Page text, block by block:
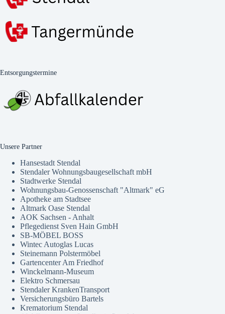
Entsorgungstermine
Unsere Partner
Hansestadt Stendal
Stendaler Wohnungsbaugesellschaft mbH
Stadtwerke Stendal
Wohnungsbau-Genossenschaft "Altmark" eG
Apotheke am Stadtsee
Altmark Oase Stendal
AOK Sachsen - Anhalt
Pflegedienst Sven Hain GmbH
SB-MÖBEL BOSS
Wintec Autoglas Lucas
Steinemann Polstermöbel
Gartencenter Am Friedhof
Winckelmann-Museum
Elektro Schmersau
Stendaler KrankenTransport
Versicherungsbüro Bartels
Krematorium Stendal